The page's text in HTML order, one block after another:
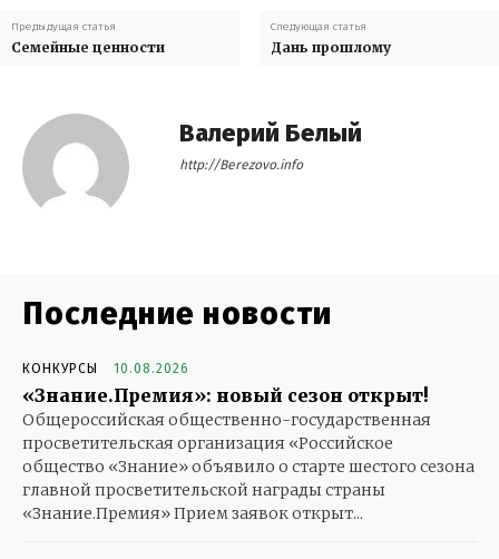
Предыдущая статья
Семейные ценности
Следующая статья
Дань прошлому
Валерий Белый
http://Berezovo.info
Последние новости
КОНКУРСЫ 10.08.2026
«Знание.Премия»: новый сезон открыт!
Общероссийская общественно-государственная
просветительская организация «Российское
общество «Знание» объявило о старте шестого сезона
главной просветительской награды страны
«Знание.Премия» Прием заявок открыт...